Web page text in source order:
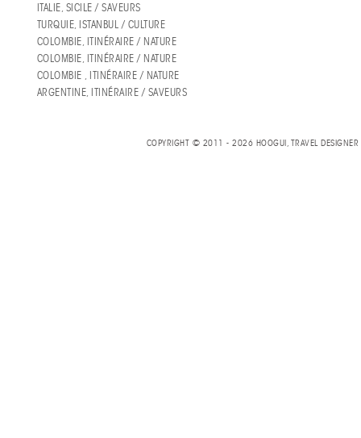
ITALIE, SICILE / SAVEURS
TURQUIE, ISTANBUL / CULTURE
COLOMBIE, ITINÉRAIRE / NATURE
COLOMBIE, ITINÉRAIRE / NATURE
COLOMBIE , ITINÉRAIRE / NATURE
ARGENTINE, ITINÉRAIRE / SAVEURS
COPYRIGHT © 2011 - 2026 HOOGUI, TRAVEL DESIGNER